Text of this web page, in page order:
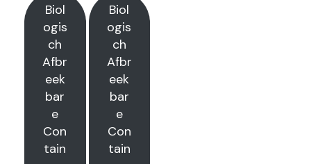
Biol
ogis
ch
Afbr
eek
bar
e
Con
tain
Biol
ogis
ch
Afbr
eek
bar
e
Con
tain